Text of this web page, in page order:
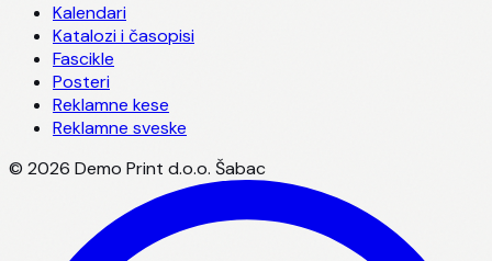
Kalendari
Katalozi i časopisi
Fascikle
Posteri
Reklamne kese
Reklamne sveske
© 2026 Demo Print d.o.o. Šabac